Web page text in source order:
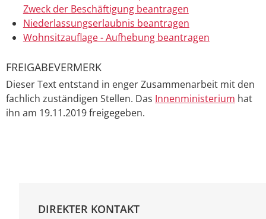
Zweck der Beschäftigung beantragen
Niederlassungserlaubnis beantragen
Wohnsitzauflage - Aufhebung beantragen
FREIGABEVERMERK
Dieser Text entstand in enger Zusammenarbeit mit den
fachlich zuständigen Stellen. Das Innenministerium hat
ihn am 19.11.2019 freigegeben.
DIREKTER KONTAKT